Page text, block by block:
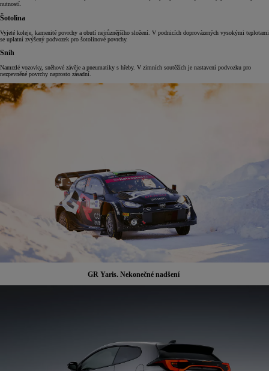
nutností.
Šotolina
Vyjeté koleje, kamenité povrchy a obutí nejrůznějšího složení. V podnicích doprovázených vysokými teplotami
se uplatní zvýšený podvozek pro šotolinové povrchy.
Sníh
Namrzlé vozovky, sněhové závěje a pneumatiky s hřeby. V zimních soutěžích je nastavení podvozku pro
nezpevněné povrchy naprosto zásadní.
GR Yaris. Nekonečné nadšení